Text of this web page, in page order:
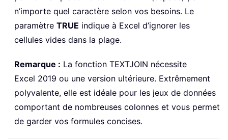
n’importe quel caractère selon vos besoins. Le
paramètre TRUE indique à Excel d’ignorer les
cellules vides dans la plage.
Remarque : La fonction TEXTJOIN nécessite
Excel 2019 ou une version ultérieure. Extrêmement
polyvalente, elle est idéale pour les jeux de données
comportant de nombreuses colonnes et vous permet
de garder vos formules concises.